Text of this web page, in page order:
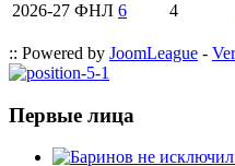
2026-27 ФНЛ 6 4
:: Powered by JoomLeague -
Первые лица